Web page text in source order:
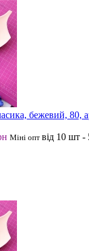
бежевий, 80,
Міні опт від 10 шт -